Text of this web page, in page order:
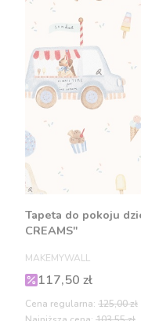
Tapeta do pokoju
CREAMS"
PRODUCENT
MAKEMYWALL
Cena promocyjna
117,50 zł
Cena regularna: 125,00 zł